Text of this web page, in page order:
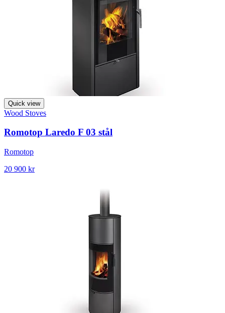
Quick view
Wood Stoves
Romotop Laredo F 03 stål
Romotop
20 900 kr